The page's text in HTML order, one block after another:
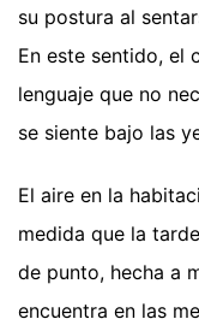
su postura al
En este sentido, el
lenguaje que no
se siente bajo las
El aire en la
medida que la
de punto, hecha a
encuentra en las